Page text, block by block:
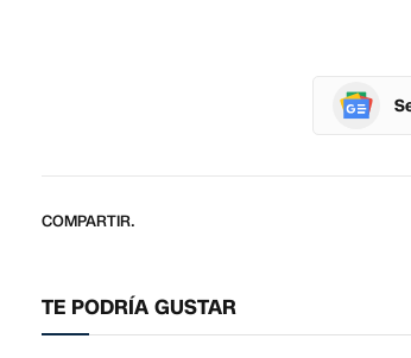
COMPARTIR.
TE PODRÍA GUSTAR